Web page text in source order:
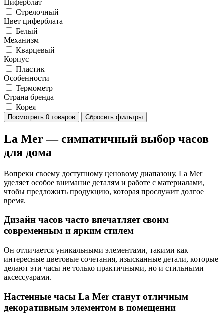
Циферблат
Стрелочный
Цвет циферблата
Белый
Механизм
Кварцевый
Корпус
Пластик
Особенности
Термометр
Страна бренда
Корея
Посмотреть 0 товаров Сбросить фильтры
La Mer — симпатичный выбор часов
для дома
Вопреки своему доступному ценовому диапазону, La Mer
уделяет особое внимание деталям и работе с материалами,
чтобы предложить продукцию, которая прослужит долгое
время.
Дизайн часов часто впечатляет своим
современным и ярким стилем
Он отличается уникальными элементами, такими как
интересные цветовые сочетания, изысканные детали, которые
делают эти часы не только практичными, но и стильными
аксессуарами.
Настенные часы La Mer cтанут отличным
декоративным элементом в помещении